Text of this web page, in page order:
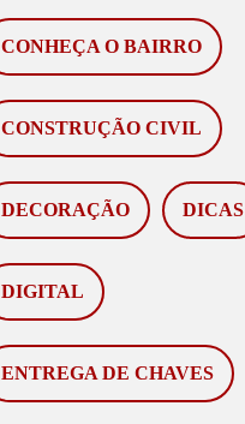
CONHEÇA O BAIRRO
CONSTRUÇÃO CIVIL
DECORAÇÃO DICAS
DIGITAL
ENTREGA DE CHAVES